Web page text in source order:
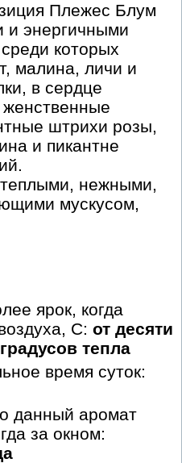
Плежес Блум
и энергичными
которых
малина, личи и
в сердце
штрихи розы,
и пикантне
нежными,
мускусом,
ярок, когда
С: от десяти
тепла
время суток:
данный аромат
за окном: